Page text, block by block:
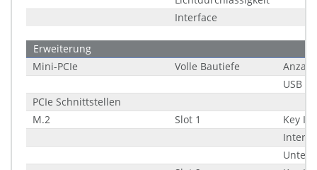
Interface
Erweiterung
Mini-PCIe
Volle Bautiefe
Anzahl
USB
PCIe Schnittstellen
M.2
Slot 1
Key ID